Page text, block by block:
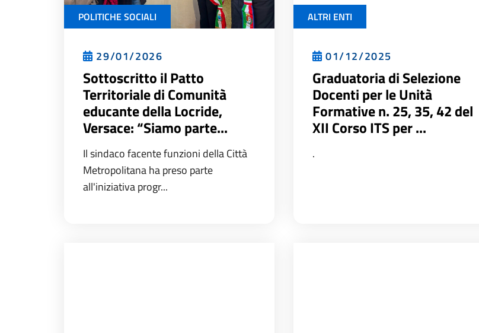
POLITICHE SOCIALI
29/01/2026
Sottoscritto il Patto
Territoriale di Comunità
educante della Locride,
Versace: “Siamo parte...
Il sindaco facente funzioni della Città
Metropolitana ha preso parte
all'iniziativa progr...
ALTRI ENTI
01/12/2025
Graduatoria di Selezione
Docenti per le Unità
Formative n. 25, 35, 42 del
XII Corso ITS per ...
.